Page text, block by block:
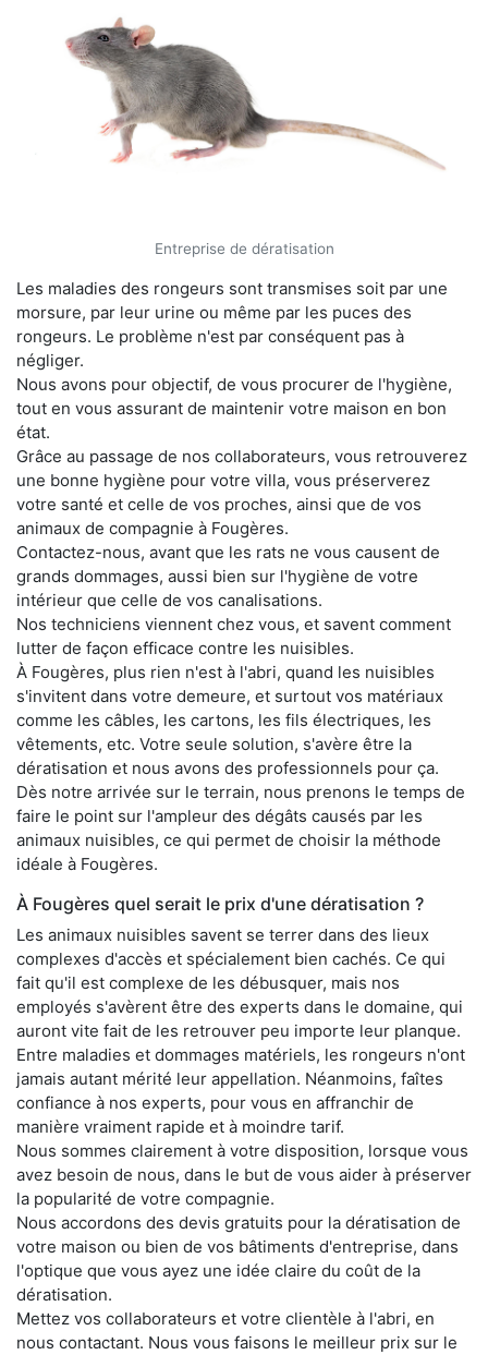
Entreprise de dératisation
Les maladies des rongeurs sont transmises soit par une
morsure, par leur urine ou même par les puces des
rongeurs. Le problème n'est par conséquent pas à
négliger.
Nous avons pour objectif, de vous procurer de l'hygiène,
tout en vous assurant de maintenir votre maison en bon
état.
Grâce au passage de nos collaborateurs, vous retrouverez
une bonne hygiène pour votre villa, vous préserverez
votre santé et celle de vos proches, ainsi que de vos
animaux de compagnie à Fougères.
Contactez-nous, avant que les rats ne vous causent de
grands dommages, aussi bien sur l'hygiène de votre
intérieur que celle de vos canalisations.
Nos techniciens viennent chez vous, et savent comment
lutter de façon efficace contre les nuisibles.
À Fougères, plus rien n'est à l'abri, quand les nuisibles
s'invitent dans votre demeure, et surtout vos matériaux
comme les câbles, les cartons, les fils électriques, les
vêtements, etc. Votre seule solution, s'avère être la
dératisation et nous avons des professionnels pour ça.
Dès notre arrivée sur le terrain, nous prenons le temps de
faire le point sur l'ampleur des dégâts causés par les
animaux nuisibles, ce qui permet de choisir la méthode
idéale à Fougères.
À Fougères quel serait le prix d'une dératisation ?
Les animaux nuisibles savent se terrer dans des lieux
complexes d'accès et spécialement bien cachés. Ce qui
fait qu'il est complexe de les débusquer, mais nos
employés s'avèrent être des experts dans le domaine, qui
auront vite fait de les retrouver peu importe leur planque.
Entre maladies et dommages matériels, les rongeurs n'ont
jamais autant mérité leur appellation. Néanmoins, faîtes
confiance à nos experts, pour vous en affranchir de
manière vraiment rapide et à moindre tarif.
Nous sommes clairement à votre disposition, lorsque vous
avez besoin de nous, dans le but de vous aider à préserver
la popularité de votre compagnie.
Nous accordons des devis gratuits pour la dératisation de
votre maison ou bien de vos bâtiments d'entreprise, dans
l'optique que vous ayez une idée claire du coût de la
dératisation.
Mettez vos collaborateurs et votre clientèle à l'abri, en
nous contactant. Nous vous faisons le meilleur prix sur le